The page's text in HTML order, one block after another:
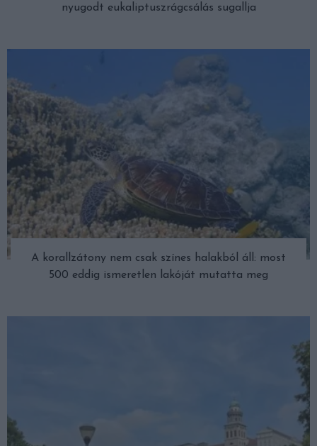
nyugodt eukaliptuszrágcsálás sugallja
A korallzátony nem csak színes halakból áll: most
500 eddig ismeretlen lakóját mutatta meg